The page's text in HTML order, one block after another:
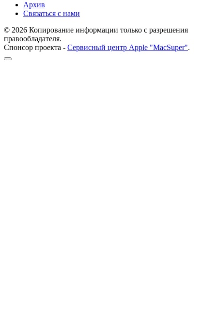
Архив
Связаться с нами
© 2026 Копирование информации только с разрешения
правообладателя.
Спонсор проекта - Сервисный центр Apple "MacSuper".